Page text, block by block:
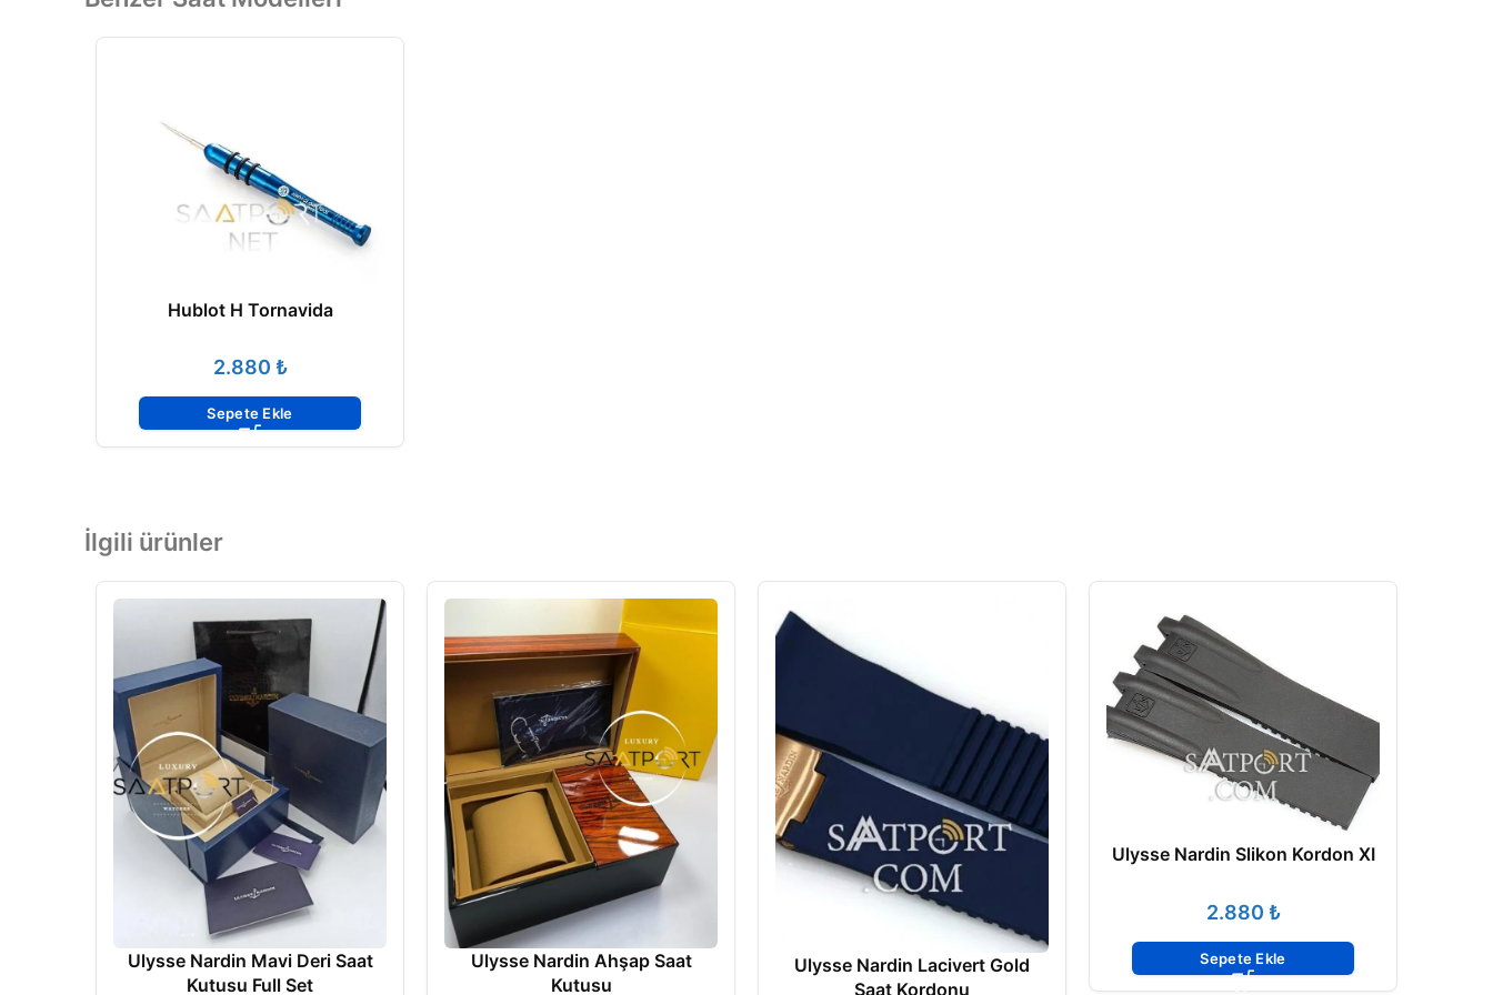
Hublot H Tornavida
₺
Sepete Ekle
İlgili ürünler
Ulysse Nardin Mavi Deri Saat
Kutusu Full Set
Ulysse Nardin Ahşap Saat
Kutusu
Ulysse Nardin Lacivert Gold
Saat Kordonu
Ulysse Nardin Slikon Kordon XI
₺
Sepete Ekle